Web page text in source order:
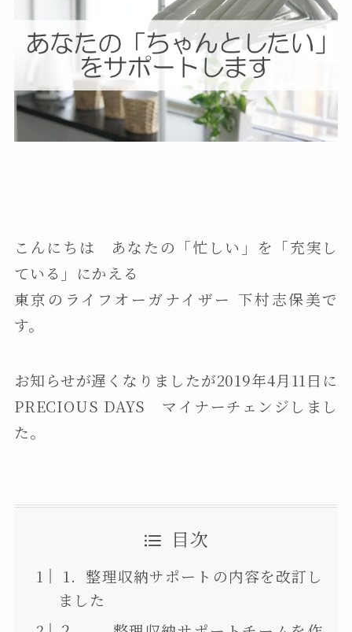
こんにちは あなたの「忙しい」を「充実し
ている」にかえる
東京のライフオーガナイザー 下村志保美で
す。
お知らせが遅くなりましたが2019年4月11日に
PRECIOUS DAYS マイナーチェンジしまし
た。
目次
1. 整理収納サポートの内容を改訂し
ました